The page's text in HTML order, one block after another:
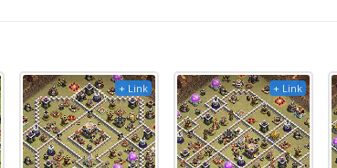
+ Link + Link